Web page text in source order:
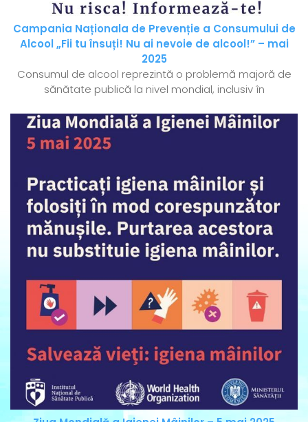
Campania Naționala de Prevenție a Consumului de
Alcool „Fii tu însuți! Nu ai nevoie de alcool!” – mai
2025
Consumul de alcool reprezintă o problemă majoră de
sănătate publică la nivel mondial, inclusiv în